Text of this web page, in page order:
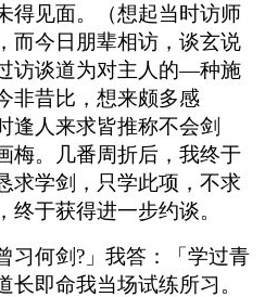
得见面。（想起当时访师
而今日朋辈相访，谈玄说
访谈道为对主人的—种施
非昔比，想来颇多感
逢人来求皆推称不会剑
梅。几番周折后，我终于
求学剑，只学此项，不求
于获得进一步约谈。
习何剑?」我答：「学过青
即命我当场试练所习。